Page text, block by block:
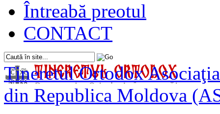
Întreabă preotul
CONTACT
Tineretul Ortodox
din Republica Moldova